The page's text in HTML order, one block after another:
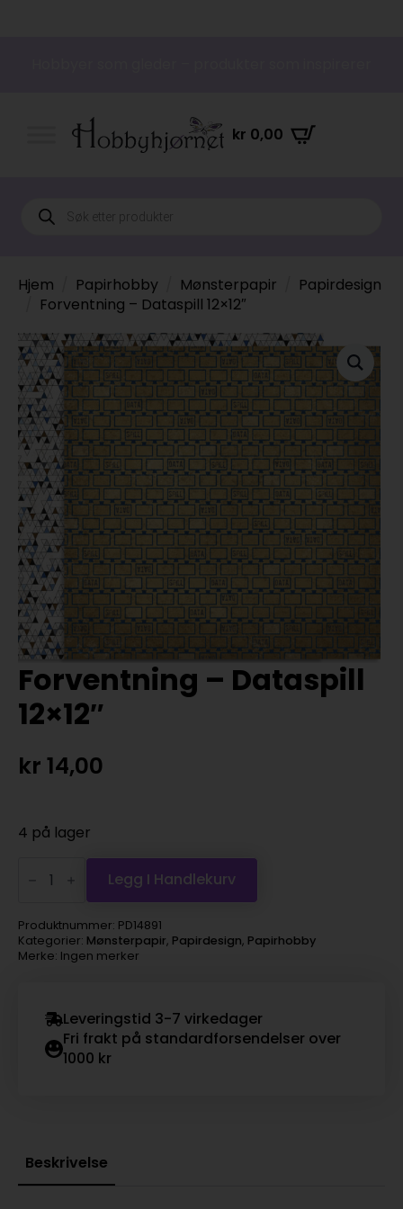
kr 0,00
Products
search
Hjem Papirhobby Mønsterpapir
Papirdesign
Forventning – Dataspill 12×12″
Forventning – Dataspill
12×12″
kr 14,00
4 på lager
Forventning
Dataspill
antall
Legg I Handlekurv
Produktnummer: PD14891
Kategorier: Mønsterpapir, Papirdesign, Papirhobby
Merke: Ingen merker
Leveringstid 3-7 virkedager
Fri frakt på standardforsendelser over
1000 kr
Beskrivelse